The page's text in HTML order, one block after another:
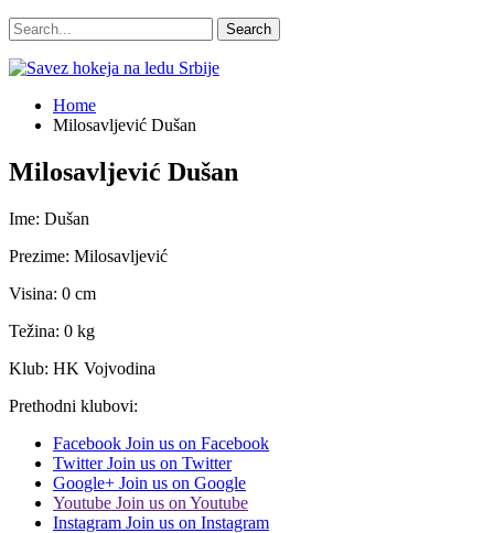
Home
Milosavljević Dušan
Milosavljević Dušan
Ime: Dušan
Prezime: Milosavljević
Visina: 0 cm
Težina: 0 kg
Klub: HK Vojvodina
Prethodni klubovi:
Facebook Join us on Facebook
Twitter Join us on Twitter
Google+ Join us on Google
Youtube Join us on Youtube
Instagram Join us on Instagram